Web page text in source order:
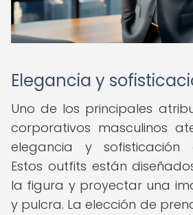
Elegancia y
Uno de los principales
corporativos masculinos
elegancia y sofisticación
Estos outfits están
la figura y proyectar una
y pulcra. La elección de